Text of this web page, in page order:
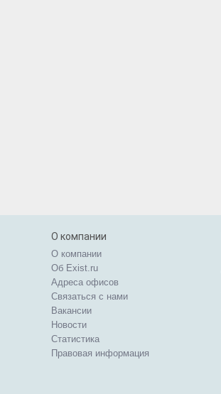
О компании
О компании
Об Exist.ru
Адреса офисов
Связаться с нами
Вакансии
Новости
Статистика
Правовая информация